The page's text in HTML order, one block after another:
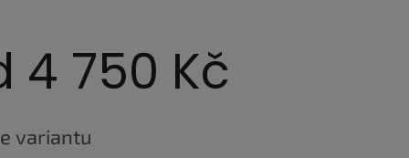
4 750 Kč
variantu